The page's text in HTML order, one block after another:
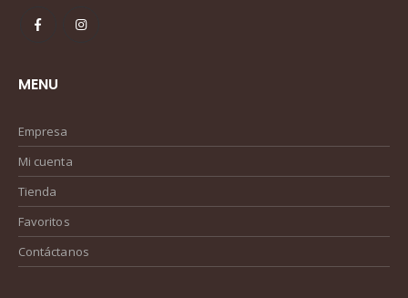
MENU
Empresa
Mi cuenta
Tienda
Favoritos
Contáctanos